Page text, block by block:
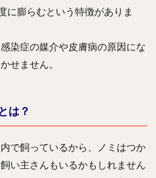
に膨らむという特徴がありま
染症の媒介や皮膚病の原因にな
せません。
は？
で飼っているから、ノミはつか
い主さんもいるかもしれません